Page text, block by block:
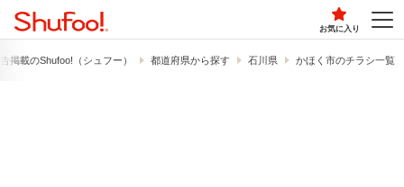
お気に入り
掲載の​Shufoo!​（シュフー） 都道府県から探す 石川県 かほく市のチラシ一覧